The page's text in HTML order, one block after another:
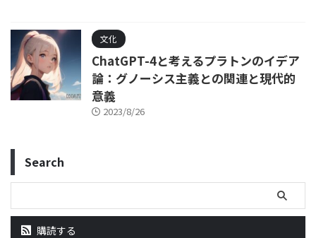
文化
ChatGPT-4と考えるプラトンのイデア
論：グノーシス主義との関連と現代的
意義
2023/8/26
Search
購読する